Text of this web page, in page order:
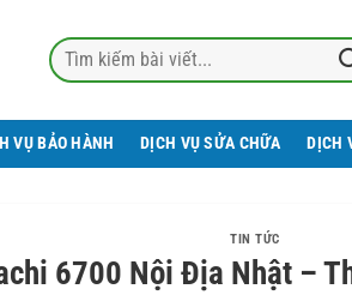
VỤ BẢO HÀNH DỊCH VỤ SỬA CHỮA DỊCH
TIN TỨC
6700 Nội Địa Nhật –